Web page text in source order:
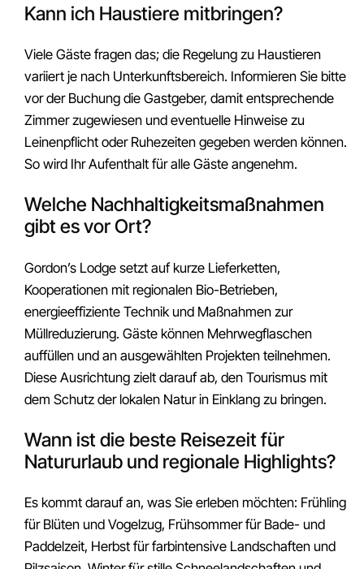
Kann ich Haustiere mitbringen?
Viele Gäste fragen das; die Regelung zu Haustieren
variiert je nach Unterkunftsbereich. Informieren Sie bitte
vor der Buchung die Gastgeber, damit entsprechende
Zimmer zugewiesen und eventuelle Hinweise zu
Leinenpflicht oder Ruhezeiten gegeben werden können.
So wird Ihr Aufenthalt für alle Gäste angenehm.
Welche Nachhaltigkeitsmaßnahmen
gibt es vor Ort?
Gordon’s Lodge setzt auf kurze Lieferketten,
Kooperationen mit regionalen Bio-Betrieben,
energieeffiziente Technik und Maßnahmen zur
Müllreduzierung. Gäste können Mehrwegflaschen
auffüllen und an ausgewählten Projekten teilnehmen.
Diese Ausrichtung zielt darauf ab, den Tourismus mit
dem Schutz der lokalen Natur in Einklang zu bringen.
Wann ist die beste Reisezeit für
Natururlaub und regionale Highlights?
Es kommt darauf an, was Sie erleben möchten: Frühling
für Blüten und Vogelzug, Frühsommer für Bade- und
Paddelzeit, Herbst für farbintensive Landschaften und